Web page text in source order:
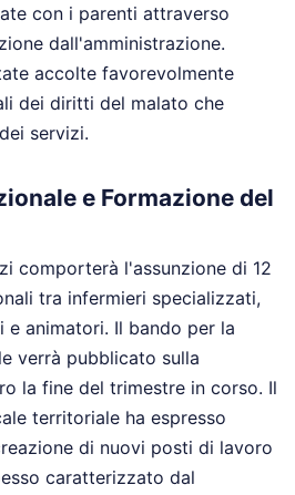
con i parenti attraverso
dall'amministrazione.
accolte favorevolmente
dei diritti del malato che
servizi.
e Formazione del
comporterà l'assunzione di 12
tra infermieri specializzati,
animatori. Il bando per la
verrà pubblicato sulla
la fine del trimestre in corso. Il
territoriale ha espresso
di nuovi posti di lavoro
caratterizzato dal